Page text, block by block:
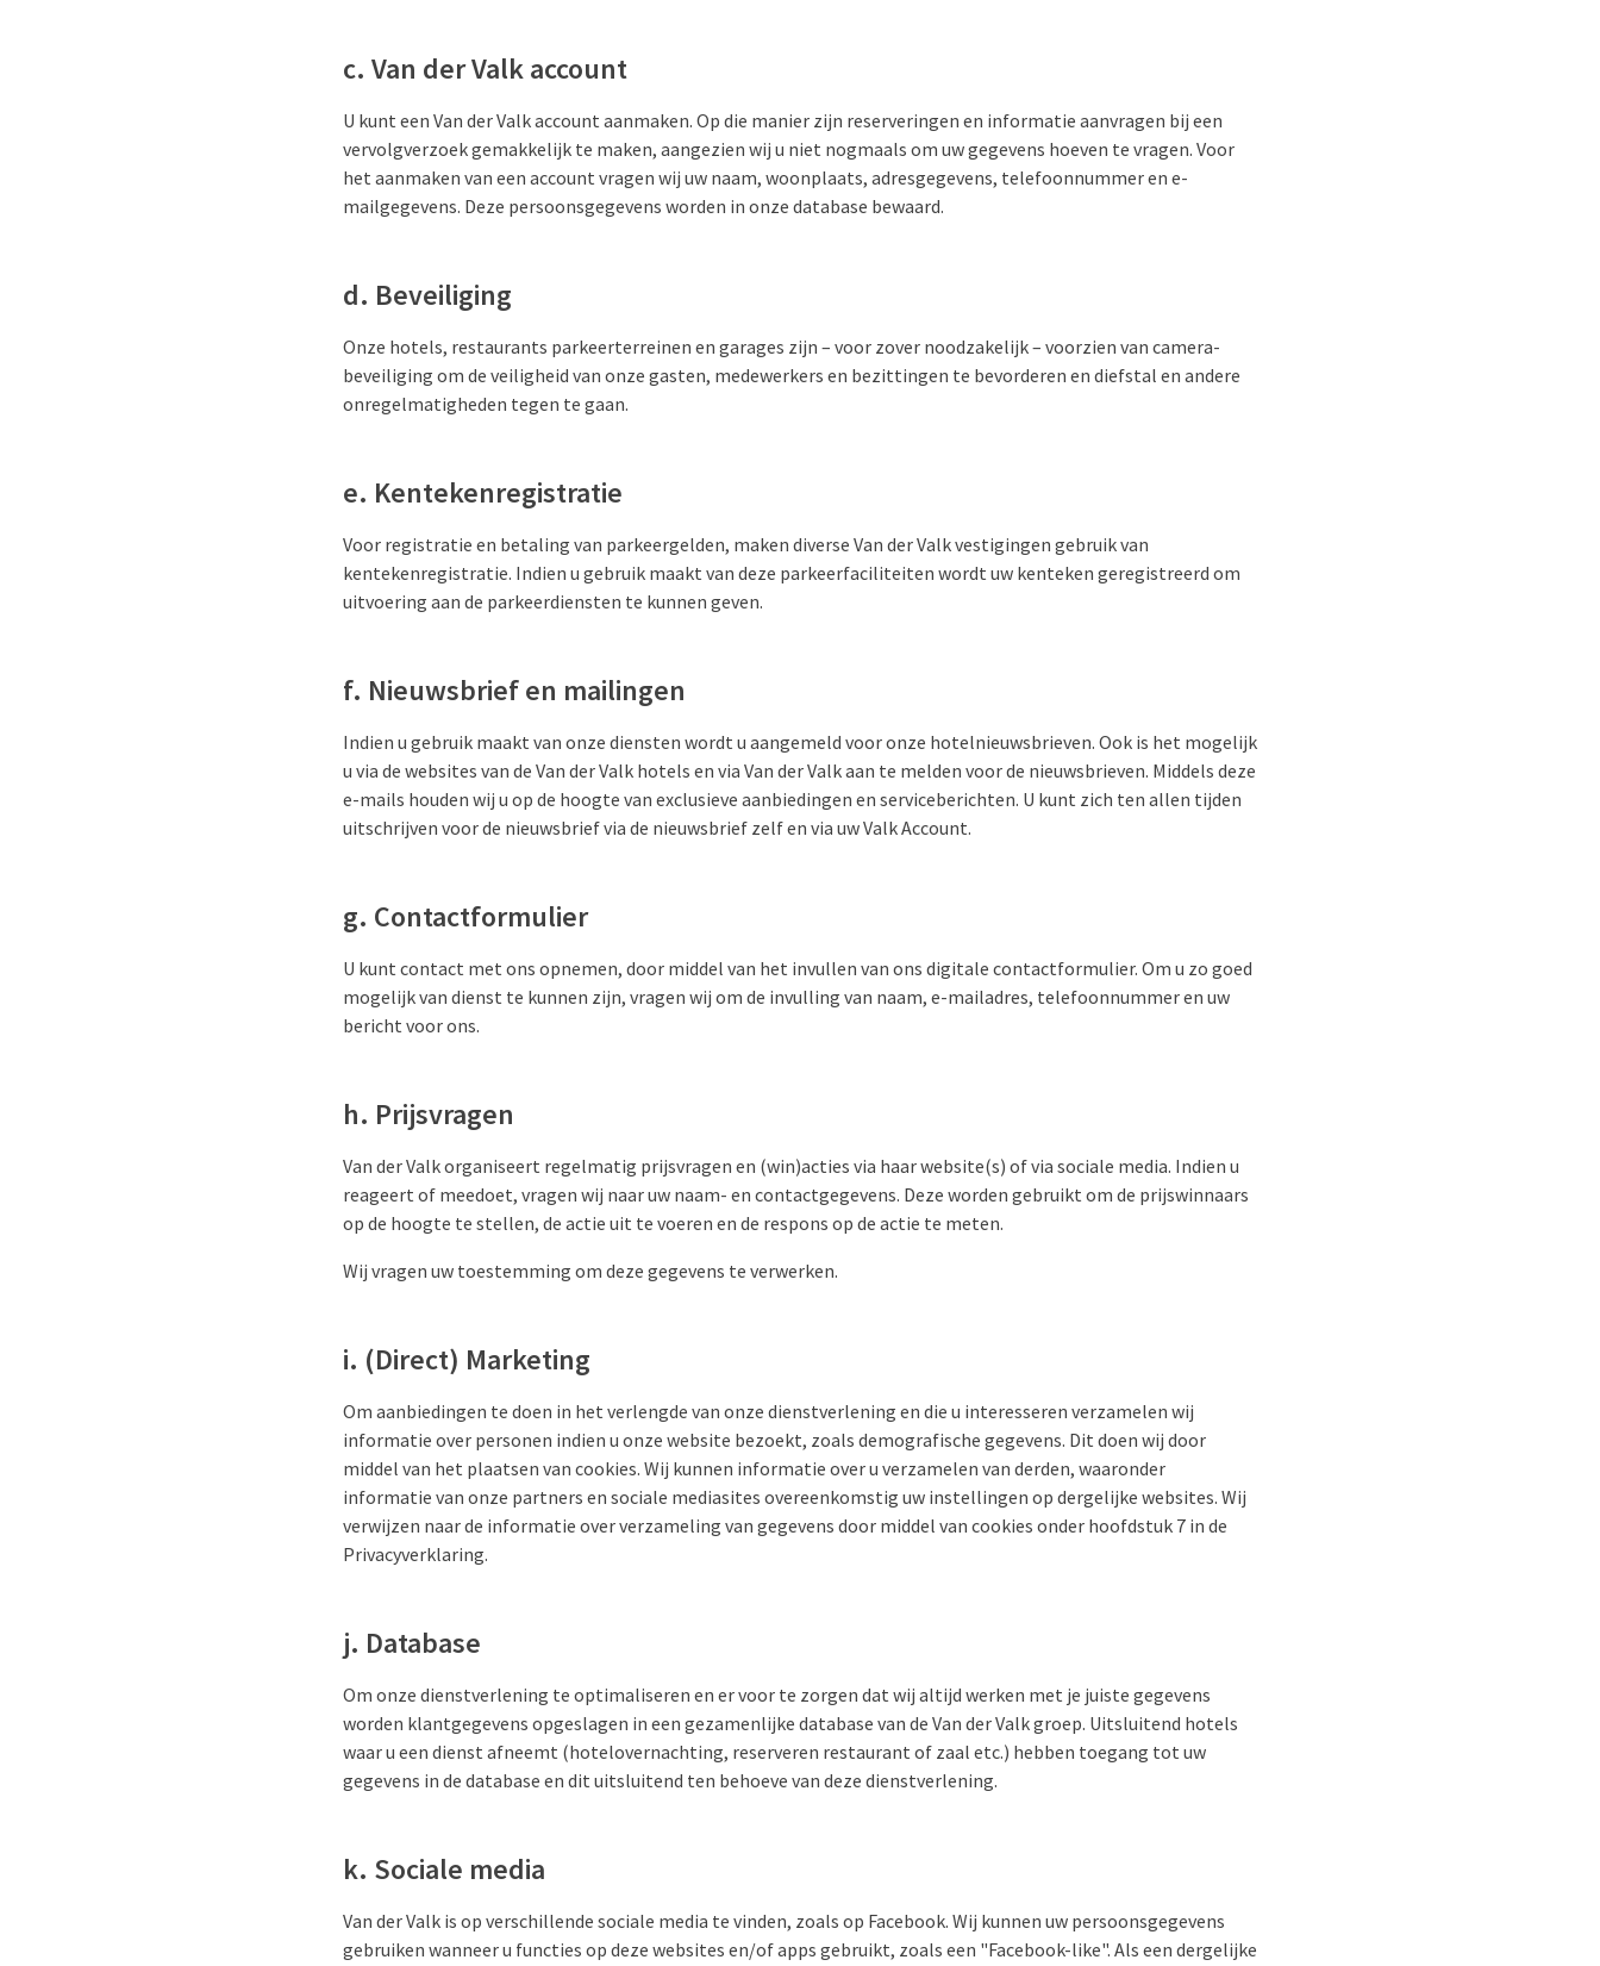
c. Van der Valk account
U kunt een Van der Valk account aanmaken. Op die manier zijn reserveringen en informatie aanvragen bij een
vervolgverzoek gemakkelijk te maken, aangezien wij u niet nogmaals om uw gegevens hoeven te vragen. Voor
het aanmaken van een account vragen wij uw naam, woonplaats, adresgegevens, telefoonnummer en e-
mailgegevens. Deze persoonsgegevens worden in onze database bewaard.
d. Beveiliging
Onze hotels, restaurants parkeerterreinen en garages zijn – voor zover noodzakelijk – voorzien van camera-
beveiliging om de veiligheid van onze gasten, medewerkers en bezittingen te bevorderen en diefstal en andere
onregelmatigheden tegen te gaan.
e. Kentekenregistratie
Voor registratie en betaling van parkeergelden, maken diverse Van der Valk vestigingen gebruik van
kentekenregistratie. Indien u gebruik maakt van deze parkeerfaciliteiten wordt uw kenteken geregistreerd om
uitvoering aan de parkeerdiensten te kunnen geven.
f. Nieuwsbrief en mailingen
Indien u gebruik maakt van onze diensten wordt u aangemeld voor onze hotelnieuwsbrieven. Ook is het mogelijk
u via de websites van de Van der Valk hotels en via Van der Valk aan te melden voor de nieuwsbrieven. Middels deze
e-mails houden wij u op de hoogte van exclusieve aanbiedingen en serviceberichten. U kunt zich ten allen tijden
uitschrijven voor de nieuwsbrief via de nieuwsbrief zelf en via uw Valk Account.
g. Contactformulier
U kunt contact met ons opnemen, door middel van het invullen van ons digitale contactformulier. Om u zo goed
mogelijk van dienst te kunnen zijn, vragen wij om de invulling van naam, e-mailadres, telefoonnummer en uw
bericht voor ons.
h. Prijsvragen
Van der Valk organiseert regelmatig prijsvragen en (win)acties via haar website(s) of via sociale media. Indien u
reageert of meedoet, vragen wij naar uw naam- en contactgegevens. Deze worden gebruikt om de prijswinnaars
op de hoogte te stellen, de actie uit te voeren en de respons op de actie te meten.
Wij vragen uw toestemming om deze gegevens te verwerken.
i. (Direct) Marketing
Om aanbiedingen te doen in het verlengde van onze dienstverlening en die u interesseren verzamelen wij
informatie over personen indien u onze website bezoekt, zoals demografische gegevens. Dit doen wij door
middel van het plaatsen van cookies. Wij kunnen informatie over u verzamelen van derden, waaronder
informatie van onze partners en sociale mediasites overeenkomstig uw instellingen op dergelijke websites. Wij
verwijzen naar de informatie over verzameling van gegevens door middel van cookies onder hoofdstuk 7 in de
Privacyverklaring.
j. Database
Om onze dienstverlening te optimaliseren en er voor te zorgen dat wij altijd werken met je juiste gegevens
worden klantgegevens opgeslagen in een gezamenlijke database van de Van der Valk groep. Uitsluitend hotels
waar u een dienst afneemt (hotelovernachting, reserveren restaurant of zaal etc.) hebben toegang tot uw
gegevens in de database en dit uitsluitend ten behoeve van deze dienstverlening.
k. Sociale media
Van der Valk is op verschillende sociale media te vinden, zoals op Facebook. Wij kunnen uw persoonsgegevens
gebruiken wanneer u functies op deze websites en/of apps gebruikt, zoals een "Facebook-like". Als een dergelijke